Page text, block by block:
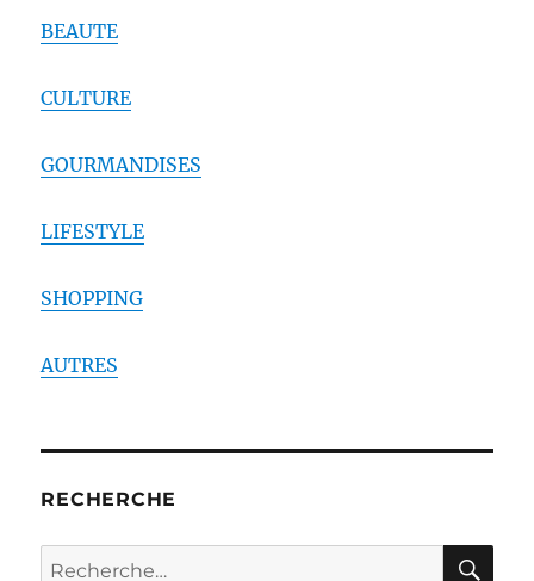
BEAUTE
CULTURE
GOURMANDISES
LIFESTYLE
SHOPPING
AUTRES
RECHERCHE
Recherche